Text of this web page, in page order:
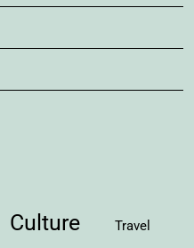
Culture Travel